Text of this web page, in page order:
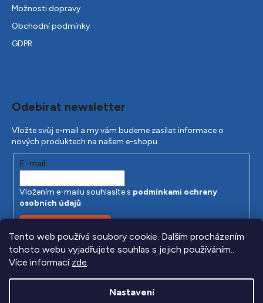
Tento web používá soubory cookie. Dalším procházením
tohoto webu vyjadřujete souhlas s jejich používáním..
Více informací zde.
Nastavení
Možnosti dopravy
Obchodní podmínky
GDPR
Odebírat newsletter
Vložte svůj e-mail a my vám budeme zasílat informace o
nových produktech na našem e-shopu.
E-mail
Vložením e-mailu souhlasíte s podmínkami ochrany
osobních údajů
PŘIHLÁSIT SE